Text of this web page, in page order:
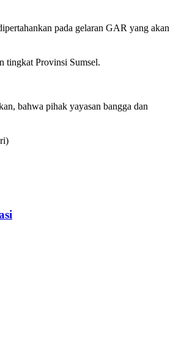
pada gelaran GAR yang akan
tingkat Provinsi Sumsel.
bahwa pihak yayasan bangga dan